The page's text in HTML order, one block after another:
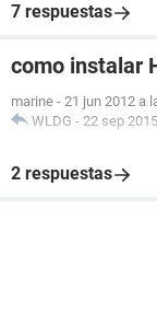
7 respuestas
como instalar
marine - 21 jun 2012 a
WLDG - 22 sep
2 respuestas